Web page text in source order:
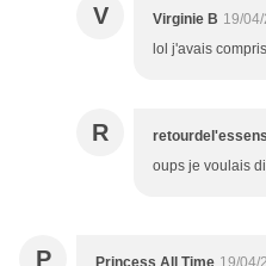
V Virginie B 19/
lol j'avais
R
oups je voulais
P Princess All Time 19/04/